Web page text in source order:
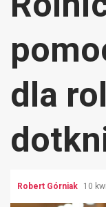
dla
Robert Górniak 10